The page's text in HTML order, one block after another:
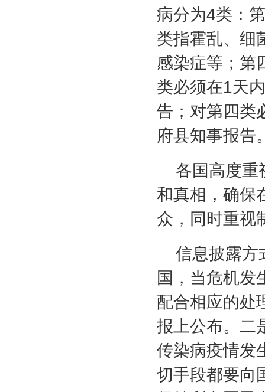
病分为4类：
类指霍乱、细
感染症等；第
类必须在1天
告；对第四类
府县知事报告
各国高度重
和真相，确保
众，同时重视
信息披露方
国，当危机发
配合相应的处
报上公布。二
传染病疫情发
切手段都要向